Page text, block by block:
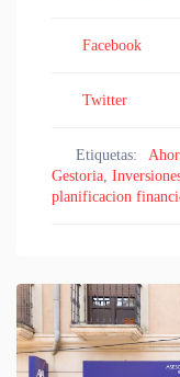
Facebook
Twitter
Etiquetas:
Gestoria
planificacion